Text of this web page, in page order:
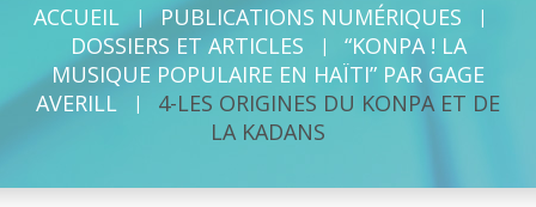
ACCUEIL
PUBLICATIONS NUMÉRIQUES
DOSSIERS ET ARTICLES
“KONPA ! LA
MUSIQUE POPULAIRE EN HAÏTI” PAR GAGE
AVERILL
4-LES ORIGINES DU KONPA ET DE
LA KADANS